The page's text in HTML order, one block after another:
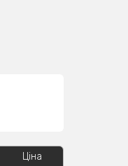
Ціна